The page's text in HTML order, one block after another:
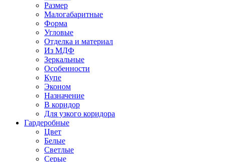
Размер
Малогабаритные
Форма
Угловые
Отделка и материал
Из МДФ
Зеркальные
Особенности
Купе
Эконом
Назначение
В коридор
Для узкого коридора
Гардеробные
Цвет
Белые
Светлые
Серые